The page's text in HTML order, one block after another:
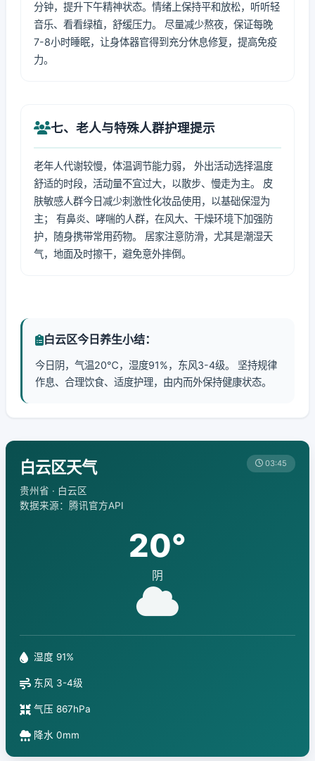
分钟，提升下午精神状态。情绪上保持平和放松，听听轻
音乐、看看绿植，舒缓压力。 尽量减少熬夜，保证每晚
7-8小时睡眠，让身体器官得到充分休息修复，提高免疫
力。
七、老人与特殊人群护理提示
老年人代谢较慢，体温调节能力弱， 外出活动选择温度
舒适的时段，活动量不宜过大，以散步、慢走为主。 皮
肤敏感人群今日减少刺激性化妆品使用，以基础保湿为
主； 有鼻炎、哮喘的人群，在风大、干燥环境下加强防
护，随身携带常用药物。 居家注意防滑，尤其是潮湿天
气，地面及时擦干，避免意外摔倒。
白云区今日养生小结：
今日阴，气温20℃，湿度91%，东风3-4级。 坚持规律
作息、合理饮食、适度护理，由内而外保持健康状态。
白云区天气
贵州省 · 白云区
数据来源：腾讯官方API
03:45
20°
阴
湿度 91%
东风 3-4级
气压 867hPa
降水 0mm